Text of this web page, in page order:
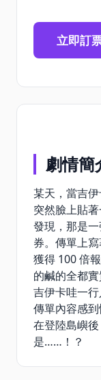
立即訂
劇情簡
某天，當吉
突然臉上貼
發現，那是
券。傳單上
獲得 100 倍
的鹹的全都
吉伊卡哇一
傳單內容感
在登陸島嶼
是……！？